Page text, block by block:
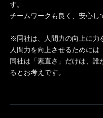
す。
チームワークも良く、安心し
※同社は、人間力の向上に力
人間力を向上させるためには
同社は「素直さ」だけは、誰
るとお考えです。